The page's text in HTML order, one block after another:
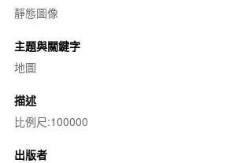
靜態圖像
主題與關鍵字
地圖
描述
比例尺:100000
出版者